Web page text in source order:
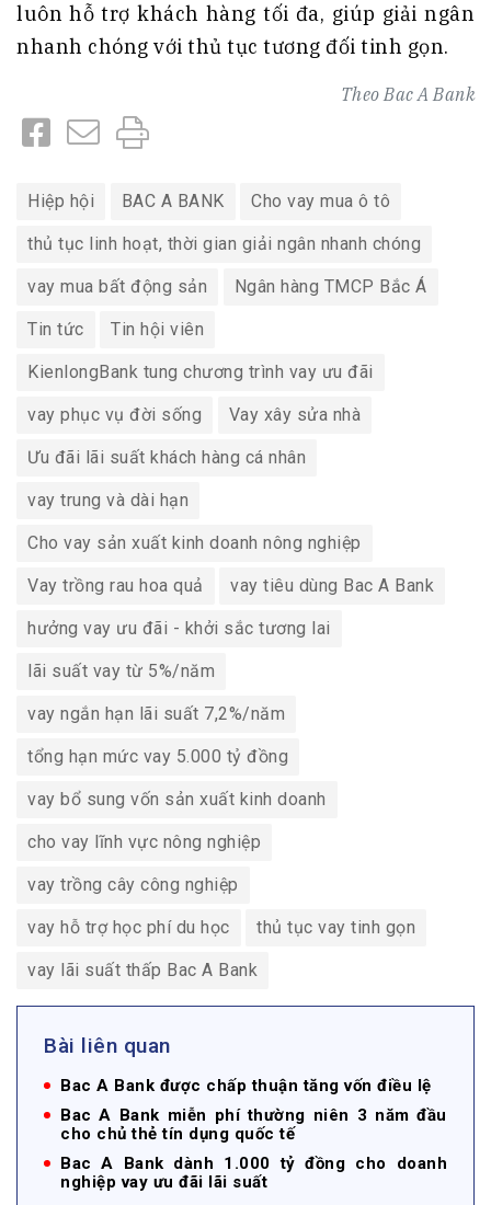
luôn hỗ trợ khách hàng tối đa, giúp giải ngân
nhanh chóng với thủ tục tương đối tinh gọn.
TheoBac A Bank
Hiệp hội BAC A BANK Cho vay mua ô tô
thủ tục linh hoạt, thời gian giải ngân nhanh chóng
vay mua bất động sản Ngân hàng TMCP Bắc Á
Tin tức Tin hội viên
KienlongBank tung chương trình vay ưu đãi
vay phục vụ đời sống Vay xây sửa nhà
Ưu đãi lãi suất khách hàng cá nhân
vay trung và dài hạn
Cho vay sản xuất kinh doanh nông nghiệp
Vay trồng rau hoa quả vay tiêu dùng Bac A Bank
hưởng vay ưu đãi - khởi sắc tương lai
lãi suất vay từ 5%/năm
vay ngắn hạn lãi suất 7,2%/năm
tổng hạn mức vay 5.000 tỷ đồng
vay bổ sung vốn sản xuất kinh doanh
cho vay lĩnh vực nông nghiệp
vay trồng cây công nghiệp
vay hỗ trợ học phí du học thủ tục vay tinh gọn
vay lãi suất thấp Bac A Bank
Bài liên quan
Bac A Bank được chấp thuận tăng vốn điều lệ
Bac A Bank miễn phí thường niên 3 năm đầu
cho chủ thẻ tín dụng quốc tế
Bac A Bank dành 1.000 tỷ đồng cho doanh
nghiệp vay ưu đãi lãi suất